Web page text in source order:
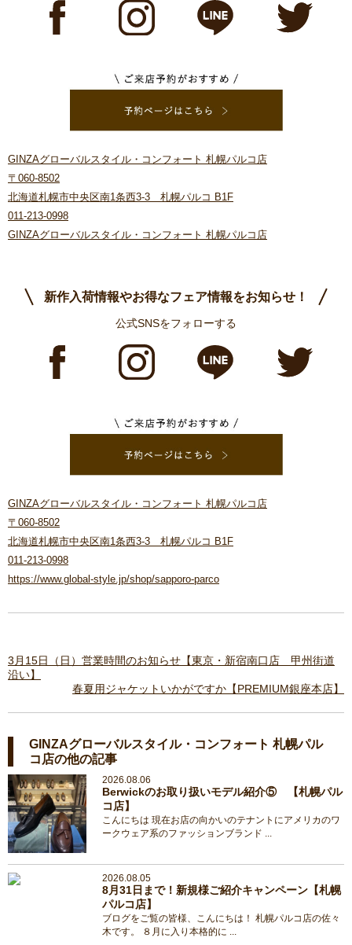
GINZAグローバルスタイル・コンフォート 札幌パルコ店
〒060-8502
北海道札幌市中央区南1条西3-3 札幌パルコ B1F
011-213-0998
GINZAグローバルスタイル・コンフォート 札幌パルコ店
新作入荷情報やお得なフェア情報をお知らせ！
公式SNSをフォローする
GINZAグローバルスタイル・コンフォート 札幌パルコ店
〒060-8502
北海道札幌市中央区南1条西3-3 札幌パルコ B1F
011-213-0998
https://www.global-style.jp/shop/sapporo-parco
3月15日（日）営業時間のお知らせ【東京・新宿南口店 甲州街道
沿い】
春夏用ジャケットいかがですか【PREMIUM銀座本店】
GINZAグローバルスタイル・コンフォート 札幌パル
コ店の他の記事
2026.08.06
Berwickのお取り扱いモデル紹介⑤ 【札幌パル
コ店】
こんにちは 現在お店の向かいのテナントにアメリカのワ
ークウェア系のファッションブランド ...
2026.08.05
8月31日まで！新規様ご紹介キャンペーン【札幌
パルコ店】
ブログをご覧の皆様、こんにちは！ 札幌パルコ店の佐々
木です。 ８月に入り本格的に ...